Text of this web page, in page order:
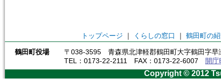
トップページ ｜ くらしの窓口 ｜ 鶴田町の
鶴田町役場
〒038-3595 青森県北津軽郡鶴田町大字鶴田字早
TEL：0173-22-2111 FAX：0173-22-6007
開
Copyright © 2012